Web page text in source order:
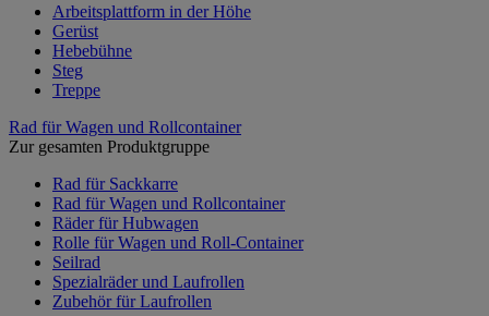
Arbeitsplattform in der Höhe
Gerüst
Hebebühne
Steg
Treppe
Rad für Wagen und Rollcontainer
Zur gesamten Produktgruppe
Rad für Sackkarre
Rad für Wagen und Rollcontainer
Räder für Hubwagen
Rolle für Wagen und Roll-Container
Seilrad
Spezialräder und Laufrollen
Zubehör für Laufrollen